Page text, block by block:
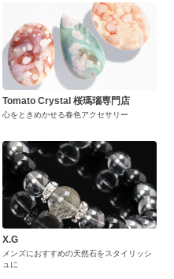
Tomato Crystal 桜瑪瑙専門店
心をときめかせる春色アクセサリー
X.G
メンズにおすすめの天然石をスタイリッシ
ュに